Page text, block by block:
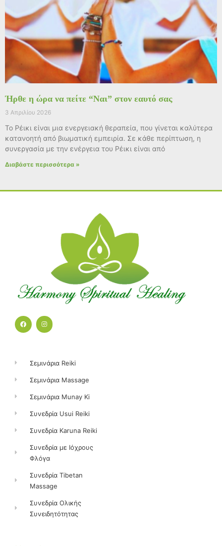
Ήρθε η ώρα να πείτε “Ναι” στον εαυτό σας
3 Απριλίου 2026
Το Ρέικι είναι μια ενεργειακή θεραπεία, που γίνεται καλύτερα
κατανοητή από βιωματική εμπειρία. Σε κάθε περίπτωση, η
συνεργασία με την ενέργεια του Ρέικι είναι από
Διαβάστε περισσότερα »
F
a
I
n
m
Σεμινάρια Reiki
Σεμινάρια Massage
Σεμινάρια Munay Ki
Συνεδρία Usui Reiki
Συνεδρία Karuna Reiki
Συνεδρία με Ιόχρους
Φλόγα
Συνεδρία Tibetan
Massage
Συνεδρία Ολικής
Συνειδητότητας